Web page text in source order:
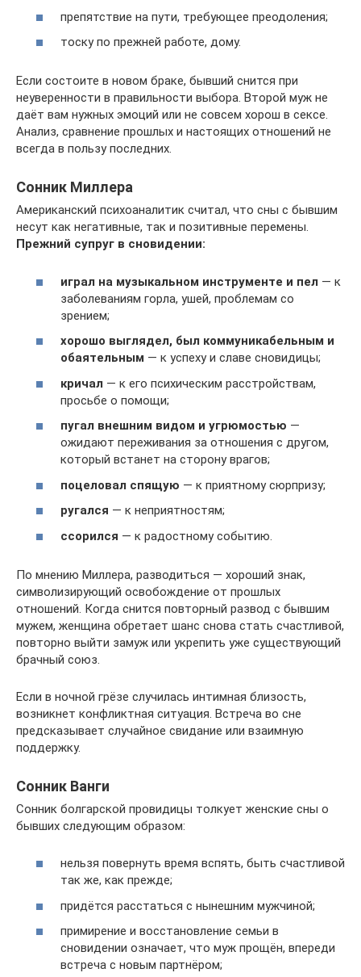
препятствие на пути, требующее преодоления;
тоску по прежней работе, дому.
Если состоите в новом браке, бывший снится при
неуверенности в правильности выбора. Второй муж не
даёт вам нужных эмоций или не совсем хорош в сексе.
Анализ, сравнение прошлых и настоящих отношений не
всегда в пользу последних.
Сонник Миллера
Американский психоаналитик считал, что сны с бывшим
несут как негативные, так и позитивные перемены.
Прежний супруг в сновидении:
играл на музыкальном инструменте и пел — к
заболеваниям горла, ушей, проблемам со
зрением;
хорошо выглядел, был коммуникабельным и
обаятельным — к успеху и славе сновидицы;
кричал — к его психическим расстройствам,
просьбе о помощи;
пугал внешним видом и угрюмостью —
ожидают переживания за отношения с другом,
который встанет на сторону врагов;
поцеловал спящую — к приятному сюрпризу;
ругался — к неприятностям;
ссорился — к радостному событию.
По мнению Миллера, разводиться — хороший знак,
символизирующий освобождение от прошлых
отношений. Когда снится повторный развод с бывшим
мужем, женщина обретает шанс снова стать счастливой,
повторно выйти замуж или укрепить уже существующий
брачный союз.
Если в ночной грёзе случилась интимная близость,
возникнет конфликтная ситуация. Встреча во сне
предсказывает случайное свидание или взаимную
поддержку.
Сонник Ванги
Сонник болгарской провидицы толкует женские сны о
бывших следующим образом:
нельзя повернуть время вспять, быть счастливой
так же, как прежде;
придётся расстаться с нынешним мужчиной;
примирение и восстановление семьи в
сновидении означает, что муж прощён, впереди
встреча с новым партнёром;